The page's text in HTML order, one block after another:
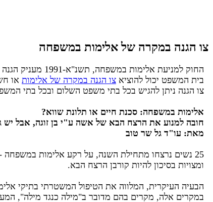
צו הגנה במקרה של אלימות במשפחה
החוק למניעת אלימות במשפחה, תשנ"א-1991 מעניק הגנה לאדם החווה במסגרת המשפחתית אלימות קשה - פיזית או נפשית.
בית המשפט יכול להוציא צו הגנה במקרה של אלימות או
צו הגנה ניתן להגיש בכל בתי משפט השלום ובכל בתי המשפט לענייני משפחה בארץ
אלימות במשפחה: סכנת חיים או תלונת שווא?
חובה למנוע את הרצח הבא של אשה ע"י בן זוגה, אבל יש
מאת: עו"ד גל שר טוב
ומצויות בסיכון להיות קורבן הרצח הבא.
הבעיה העיקרית, המלווה את הטיפול המשטרתי בתיקי אלימות משפחה, היא כי רוב
במקרים אלה, מקרים בהם מדובר ב"מילה כנגד מילה",